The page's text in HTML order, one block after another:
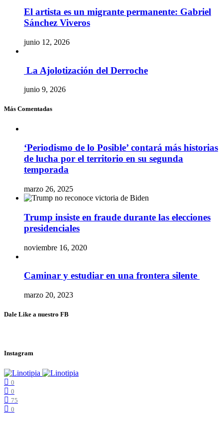
El artista es un migrante permanente: Gabriel
Sánchez Viveros
junio 12, 2026
La Ajolotización del Derroche
junio 9, 2026
Más Comentadas
‘Periodismo de lo Posible’ contará más historias
de lucha por el territorio en su segunda
temporada
marzo 26, 2025
Trump insiste en fraude durante las elecciones
presidenciales
noviembre 16, 2020
Caminar y estudiar en una frontera silente
marzo 20, 2023
Dale Like a nuestro FB
Instagram
0
0
75
0